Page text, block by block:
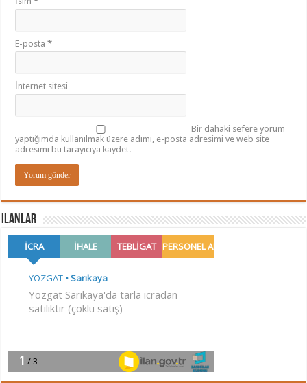
E-posta*
İnternet sitesi
Bir dahaki sefere yorum
yaptığımda kullanılmak üzere adımı, e-posta adresimi ve web site
adresimi bu tarayıcıya kaydet.
ilanlar